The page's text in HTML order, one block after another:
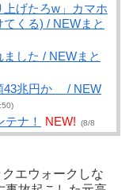
げたろw」カマホ
くる) / NEWまと
した / NEWまと
43兆円か / NEW
ナ！ NEW!
(8/8
笑われる / VIP・
NEW! (8/8
クエウォークしな